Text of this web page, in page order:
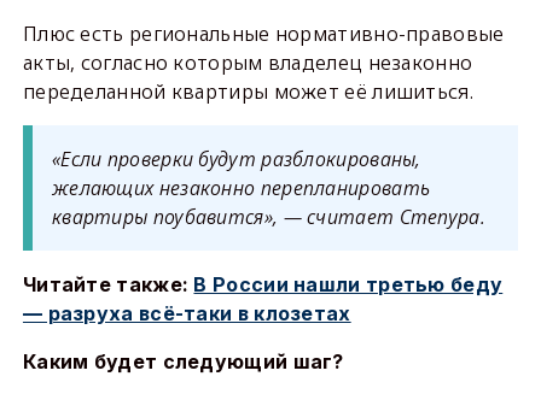
Плюс есть региональные нормативно-правовые
акты, согласно которым владелец незаконно
переделанной квартиры может её лишиться.
«Если проверки будут разблокированы,
желающих незаконно перепланировать
квартиры поубавится», — считает Степура.
Читайте также: В России нашли третью беду
— разруха всё-таки в клозетах
Каким будет следующий шаг?